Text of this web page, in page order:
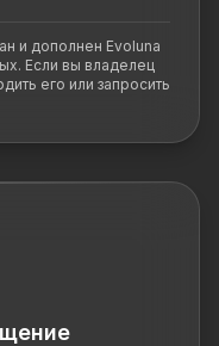
и дополнен Evoluna
Если вы владелец
его или запросить